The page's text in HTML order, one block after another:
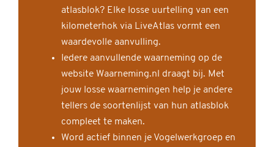
atlasblok? Elke losse uurtelling van een
kilometerhok via LiveAtlas vormt een
waardevolle aanvulling.
Iedere aanvullende waarneming op de
website Waarneming.nl draagt bij. Met
jouw losse waarnemingen help je andere
tellers de soortenlijst van hun atlasblok
compleet te maken.
Word actief binnen je Vogelwerkgroep en